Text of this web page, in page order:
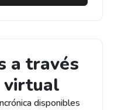
a través
virtual
disponibles